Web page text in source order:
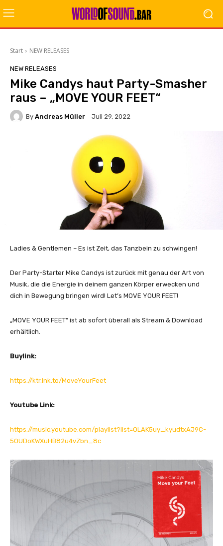
Start NEW RELEASES
NEW RELEASES
Mike Candys haut Party-Smasher
raus – „MOVE YOUR FEET“
By Andreas Müller Juli 29, 2022
Ladies & Gentlemen – Es ist Zeit, das Tanzbein zu schwingen!
Der Party-Starter Mike Candys ist zurück mit genau der Art von
Musik, die die Energie in deinem ganzen Körper erwecken und
dich in Bewegung bringen wird! Let’s MOVE YOUR FEET!
„MOVE YOUR FEET“ ist ab sofort überall als Stream & Download
erhältlich.
Buylink:
https://ktr.lnk.to/MoveYourFeet
Youtube Link:
https://music.youtube.com/playlist?list=OLAK5uy_kyudtxAJ9C-
5OUDoKWXuHB82u4vZbn_8c